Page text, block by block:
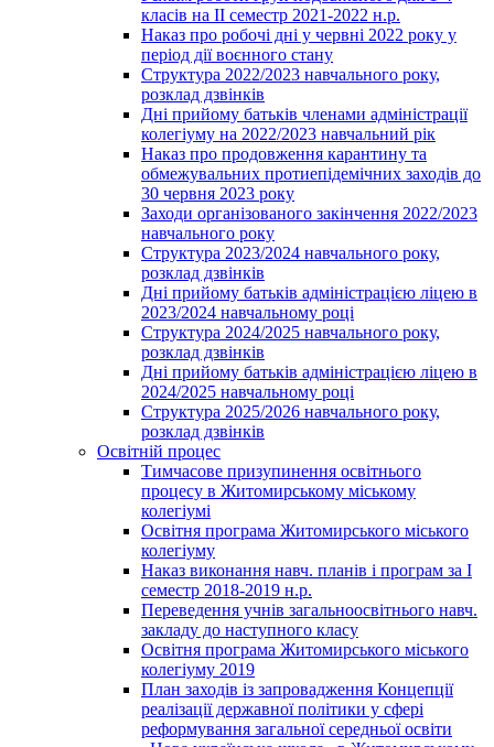
класів на ІІ семестр 2021-2022 н.р.
Наказ про робочі дні у червні 2022 року у
період дії воєнного стану
Структура 2022/2023 навчального року,
розклад дзвінків
Дні прийому батьків членами адміністрації
колегіуму на 2022/2023 навчальний рік
Наказ про продовження карантину та
обмежувальних протиепідемічних заходів до
30 червня 2023 року
Заходи організованого закінчення 2022/2023
навчального року
Структура 2023/2024 навчального року,
розклад дзвінків
Дні прийому батьків адміністрацією ліцею в
2023/2024 навчальному році
Структура 2024/2025 навчального року,
розклад дзвінків
Дні прийому батьків адміністрацією ліцею в
2024/2025 навчальному році
Структура 2025/2026 навчального року,
розклад дзвінків
Освітній процес
Тимчасове призупинення освітнього
процесу в Житомирському міському
колегіумі
Освітня програма Житомирського міського
колегіуму
Наказ виконання навч. планів і програм за І
семестр 2018-2019 н.р.
Переведення учнів загальноосвітнього навч.
закладу до наступного класу
Освітня програма Житомирського міського
колегіуму 2019
План заходів із запровадження Концепції
реалізації державної політики у сфері
реформування загальної середньої освіти